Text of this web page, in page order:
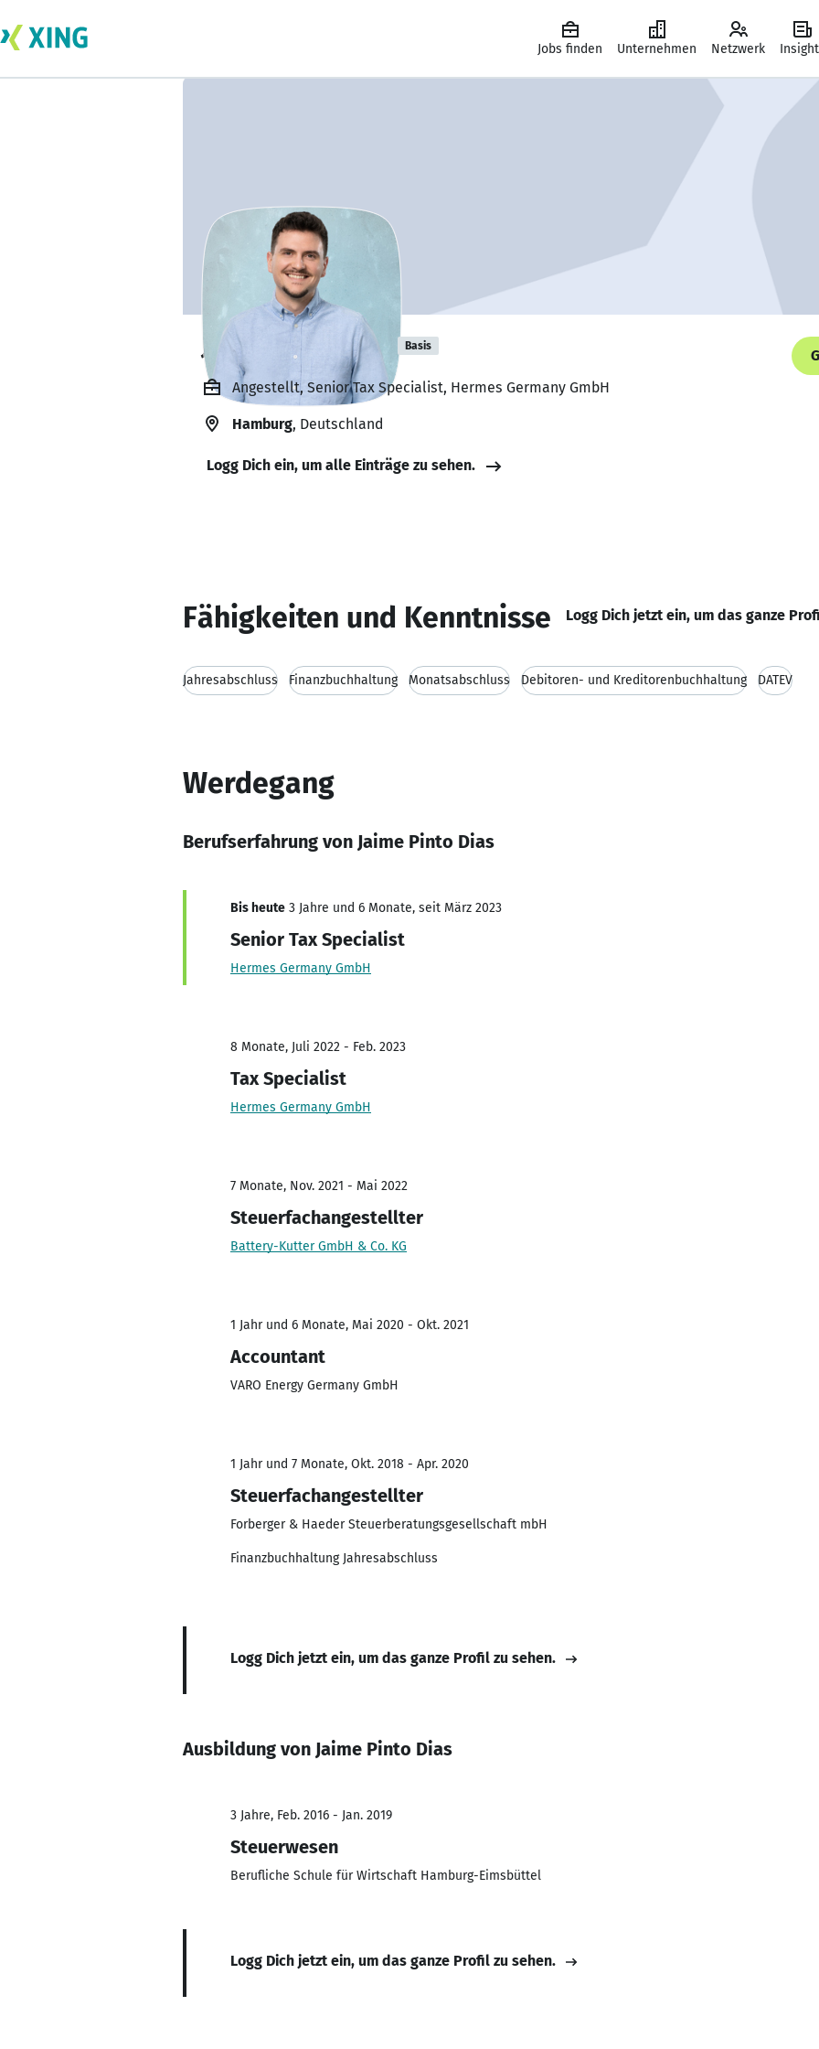
Jobs finden Unternehmen Netzwerk
Jaime Pinto Dias Basis
Angestellt, Senior Tax Specialist, Hermes Germany GmbH
Hamburg, Deutschland
Logg Dich ein, um alle Einträge zu sehen.
Fähigkeiten und Kenntnisse Logg Dich jetzt ein, um das ganze
Jahresabschluss Finanzbuchhaltung Monatsabschluss Debitoren- und Kreditorenbuchhaltung DATEV
Werdegang
Berufserfahrung von Jaime Pinto Dias
Bis heute 3 Jahre und 6 Monate, seit März 2023
Senior Tax Specialist
Hermes Germany GmbH
8 Monate, Juli 2022 - Feb. 2023
Tax Specialist
Hermes Germany GmbH
7 Monate, Nov. 2021 - Mai 2022
Steuerfachangestellter
Battery-Kutter GmbH & Co. KG
1 Jahr und 6 Monate, Mai 2020 - Okt. 2021
Accountant
VARO Energy Germany GmbH
1 Jahr und 7 Monate, Okt. 2018 - Apr. 2020
Steuerfachangestellter
Forberger & Haeder Steuerberatungsgesellschaft mbH
Finanzbuchhaltung Jahresabschluss
Logg Dich jetzt ein, um das ganze Profil zu sehen.
Ausbildung von Jaime Pinto Dias
3 Jahre, Feb. 2016 - Jan. 2019
Steuerwesen
Berufliche Schule für Wirtschaft Hamburg-Eimsbüttel
Logg Dich jetzt ein, um das ganze Profil zu sehen.